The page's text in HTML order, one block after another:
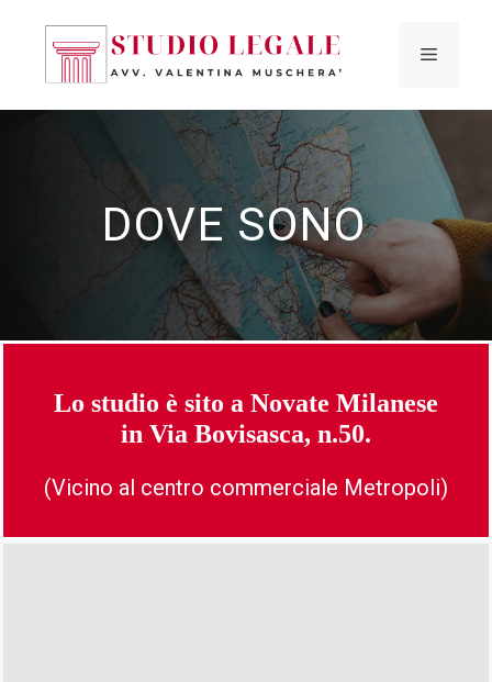
contenuto
MENU
DOVE SONO
Lo studio è sito a Novate Milanese
in Via Bovisasca, n.50.
(Vicino al centro commerciale Metropoli)